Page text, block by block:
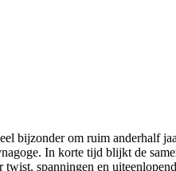
bijzonder om ruim anderhalf
In korte tijd blijkt de
twist, spanningen en